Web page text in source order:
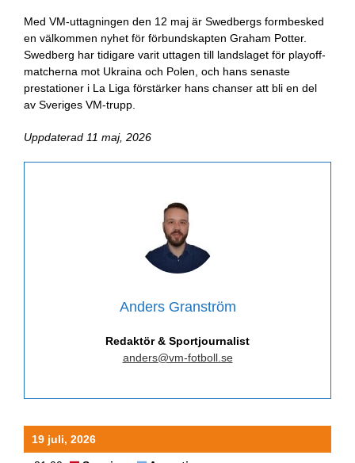
Med VM-uttagningen den 12 maj är Swedbergs formbesked
en välkommen nyhet för förbundskapten Graham Potter.
Swedberg har tidigare varit uttagen till landslaget för playoff-
matcherna mot Ukraina och Polen, och hans senaste
prestationer i La Liga förstärker hans chanser att bli en del
av Sveriges VM-trupp.
Uppdaterad 11 maj, 2026
Anders Granström
Redaktör & Sportjournalist
anders@vm-fotboll.se
19 juli, 2026